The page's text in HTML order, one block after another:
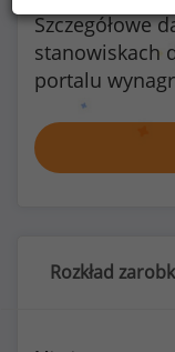
Szczegółowe
stanowiskach
portalu
Rozkład